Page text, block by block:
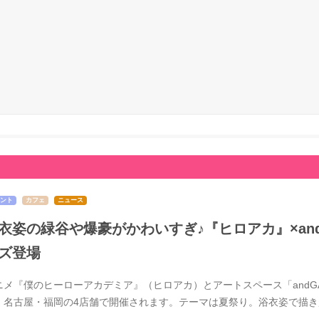
ト カフェ ニュース
姿の緑谷や爆豪がかわいすぎ♪『ヒロアカ』
登場
メ『僕のヒーローアカデミア』（ヒロアカ）とアートスペース「
名古屋・福岡の4店舗で開催されます。テーマは夏祭り。浴衣姿で描